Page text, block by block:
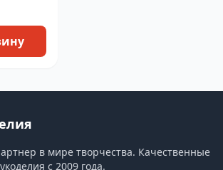
в мире творчества. Качественные
с 2009 года.